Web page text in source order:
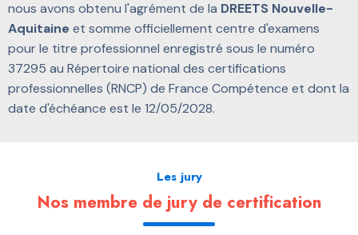
nous avons obtenu l'agrément de la DREETS Nouvelle-
Aquitaine et somme officiellement centre d'examens
pour le titre professionnel enregistré sous le numéro
37295 au Répertoire national des certifications
professionnelles (RNCP) de France Compétence et dont la
date d'échéance est le 12/05/2028.
Les jury
Nos membre de jury de certification